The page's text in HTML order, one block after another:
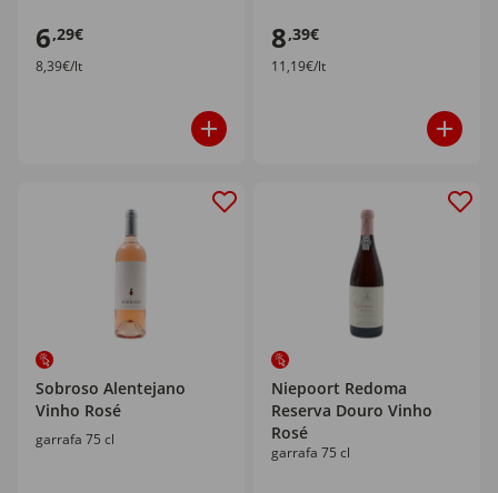
6,29€
8,39€/lt
8,39€
11,19€/lt
Sobroso Alentejano
Vinho Rosé
garrafa 75 cl
Niepoort Redoma
Reserva Douro Vinho
Rosé
garrafa 75 cl